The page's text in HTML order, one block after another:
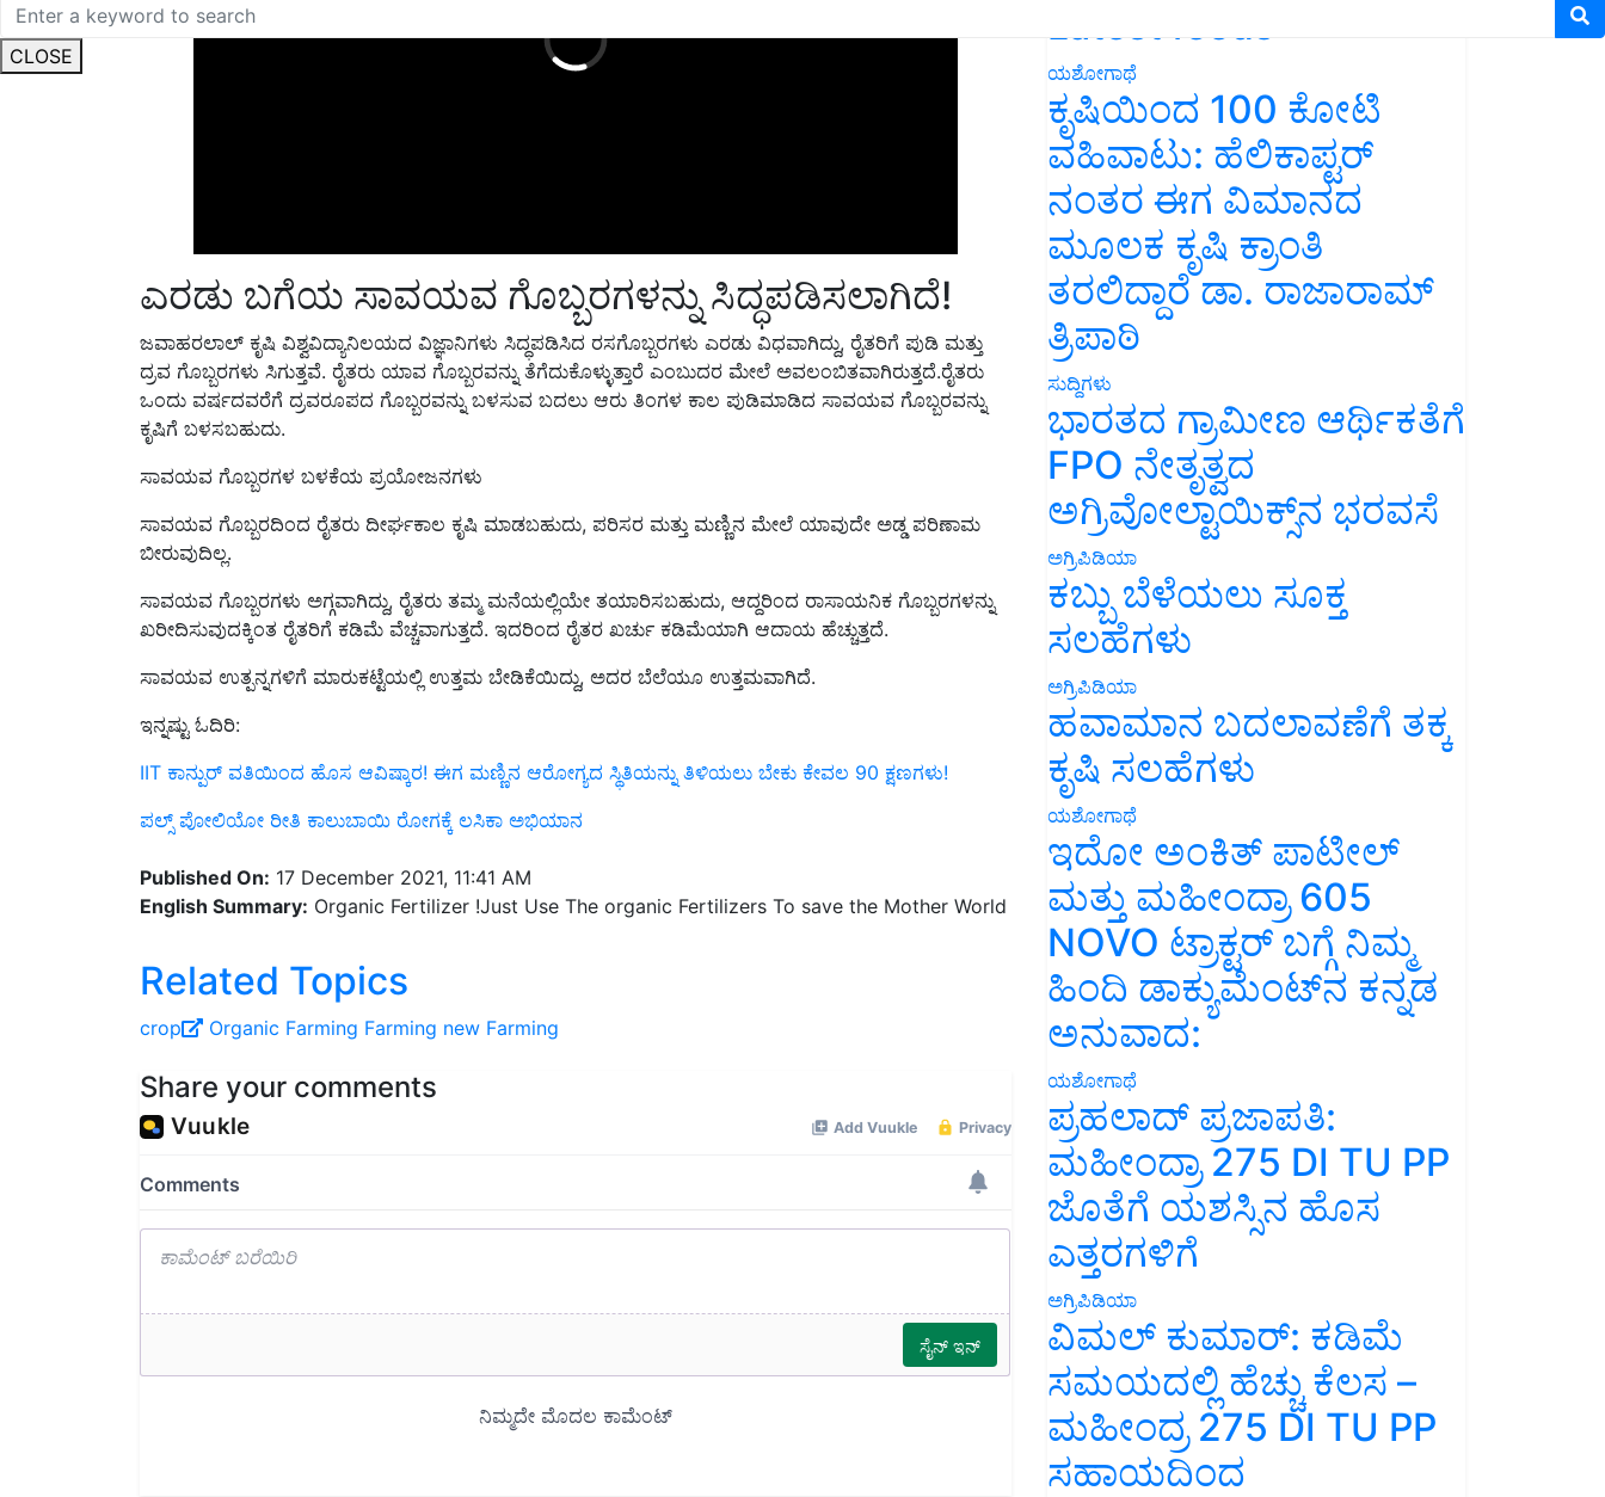
CLOSE
ಎರಡು ಬಗೆಯ ಸಾವಯವ ಗೊಬ್ಬರಗಳನ್ನು ಸಿದ್ಧಪಡಿಸಲಾಗಿದೆ!
ಜವಾಹರಲಾಲ್ ಕೃಷಿ ವಿಶ್ವವಿದ್ಯಾನಿಲಯದ ವಿಜ್ಞಾನಿಗಳು ಸಿದ್ಧಪಡಿಸಿದ ರಸಗೊಬ್ಬರಗಳು ಎರಡು ವಿಧವಾಗಿದ್ದು, ರೈತರಿಗೆ ಪುಡಿ ಮತ್ತು
ದ್ರವ ಗೊಬ್ಬರಗಳು ಸಿಗುತ್ತವೆ. ರೈತರು ಯಾವ ಗೊಬ್ಬರವನ್ನು ತೆಗೆದುಕೊಳ್ಳುತ್ತಾರೆ ಎಂಬುದರ ಮೇಲೆ ಅವಲಂಬಿತವಾಗಿರುತ್ತದೆ.ರೈತರು
ಒಂದು ವರ್ಷದವರೆಗೆ ದ್ರವರೂಪದ ಗೊಬ್ಬರವನ್ನು ಬಳಸುವ ಬದಲು ಆರು ತಿಂಗಳ ಕಾಲ ಪುಡಿಮಾಡಿದ ಸಾವಯವ ಗೊಬ್ಬರವನ್ನು
ಕೃಷಿಗೆ ಬಳಸಬಹುದು.
ಸಾವಯವ ಗೊಬ್ಬರಗಳ ಬಳಕೆಯ ಪ್ರಯೋಜನಗಳು
ಸಾವಯವ ಗೊಬ್ಬರದಿಂದ ರೈತರು ದೀರ್ಘಕಾಲ ಕೃಷಿ ಮಾಡಬಹುದು, ಪರಿಸರ ಮತ್ತು ಮಣ್ಣಿನ ಮೇಲೆ ಯಾವುದೇ ಅಡ್ಡ ಪರಿಣಾಮ
ಬೀರುವುದಿಲ್ಲ.
ಸಾವಯವ ಗೊಬ್ಬರಗಳು ಅಗ್ಗವಾಗಿದ್ದು, ರೈತರು ತಮ್ಮ ಮನೆಯಲ್ಲಿಯೇ ತಯಾರಿಸಬಹುದು, ಆದ್ದರಿಂದ ರಾಸಾಯನಿಕ ಗೊಬ್ಬರಗಳನ್ನು
ಖರೀದಿಸುವುದಕ್ಕಿಂತ ರೈತರಿಗೆ ಕಡಿಮೆ ವೆಚ್ಚವಾಗುತ್ತದೆ. ಇದರಿಂದ ರೈತರ ಖರ್ಚು ಕಡಿಮೆಯಾಗಿ ಆದಾಯ ಹೆಚ್ಚುತ್ತದೆ.
ಸಾವಯವ ಉತ್ಪನ್ನಗಳಿಗೆ ಮಾರುಕಟ್ಟೆಯಲ್ಲಿ ಉತ್ತಮ ಬೇಡಿಕೆಯಿದ್ದು, ಅದರ ಬೆಲೆಯೂ ಉತ್ತಮವಾಗಿದೆ.
IIT ಕಾನ್ಪುರ್ ವತಿಯಿಂದ ಹೊಸ ಆವಿಷ್ಕಾರ! ಈಗ ಮಣ್ಣಿನ ಆರೋಗ್ಯದ ಸ್ಥಿತಿಯನ್ನು ತಿಳಿಯಲು ಬೇಕು ಕೇವಲ 90 ಕ್ಷಣಗಳು!
ಪಲ್ಸ್ ಪೋಲಿಯೋ ರೀತಿ ಕಾಲುಬಾಯಿ ರೋಗಕ್ಕೆ ಲಸಿಕಾ ಅಭಿಯಾನ
English Summary:Organic Fertilizer !Just Use The organic Fertilizers To save the Mother World
Related Topics
crop Organic Farming Farming
Latest feeds
ಯಶೋಗಾಥೆ
ಕೃಷಿಯಿಂದ 100 ಕೋಟಿ
ವಹಿವಾಟು: ಹೆಲಿಕಾಪ್ಟರ್
ನಂತರ ಈಗ ವಿಮಾನದ
ಮೂಲಕ ಕೃಷಿ ಕ್ರಾಂತಿ
ತರಲಿದ್ದಾರೆ ಡಾ. ರಾಜಾರಾಮ್
ತ್ರಿಪಾಠಿ
ಸುದ್ದಿಗಳು
ಭಾರತದ ಗ್ರಾಮೀಣ ಆರ್ಥಿಕತೆಗೆ
FPO ನೇತೃತ್ವದ
ಅಗ್ರಿವೋಲ್ಟಾಯಿಕ್ಸ್‌ನ ಭರವಸೆ
ಅಗ್ರಿಪಿಡಿಯಾ
ಕಬ್ಬು ಬೆಳೆಯಲು ಸೂಕ್ತ
ಸಲಹೆಗಳು
ಅಗ್ರಿಪಿಡಿಯಾ
ಹವಾಮಾನ ಬದಲಾವಣೆಗೆ ತಕ್ಕ
ಕೃಷಿ ಸಲಹೆಗಳು
ಯಶೋಗಾಥೆ
ಇದೋ ಅಂಕಿತ್ ಪಾಟೀಲ್
ಮತ್ತು ಮಹೀಂದ್ರಾ 605
NOVO ಟ್ರಾಕ್ಟರ್ ಬಗ್ಗೆ ನಿಮ್ಮ
ಹಿಂದಿ ಡಾಕ್ಯುಮೆಂಟ್‌ನ ಕನ್ನಡ
ಅನುವಾದ:
ಯಶೋಗಾಥೆ
ಪ್ರಹಲಾದ್ ಪ್ರಜಾಪತಿ:
ಮಹೀಂದ್ರಾ 275 DI TU PP
ಜೊತೆಗೆ ಯಶಸ್ಸಿನ ಹೊಸ
ಎತ್ತರಗಳಿಗೆ
ಅಗ್ರಿಪಿಡಿಯಾ
ವಿಮಲ್ ಕುಮಾರ್: ಕಡಿಮೆ
ಸಮಯದಲ್ಲಿ ಹೆಚ್ಚು ಕೆಲಸ –
ಮಹೀಂದ್ರ 275 DI TU PP
ಸಹಾಯದಿಂದ